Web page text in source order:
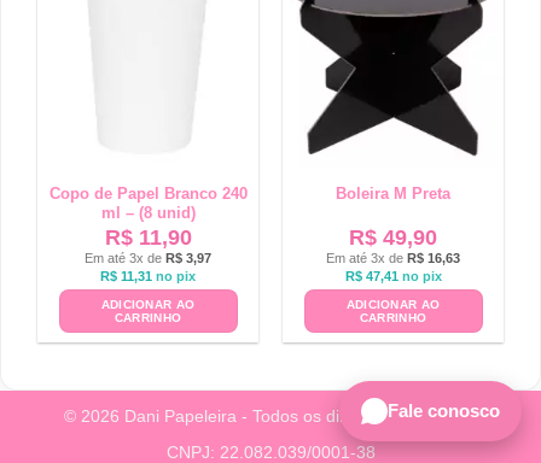
Copo de Papel Branco 240
ml – (8 unid)
R$11,90
Em até 3x de R$ 3,97
R$ 11,31 no pix
ADICIONAR AO
CARRINHO
Boleira M Preta
R$ 49,90
Em até 3x de R$ 16,63
R$47,41 no pix
ADICIONAR AO
CARRINHO
© 2026 Dani Papeleira - Todos os direitos reservados.
CNPJ: 22.082.039/0001-38
Fale conosco